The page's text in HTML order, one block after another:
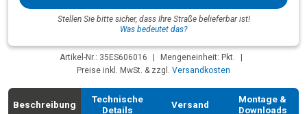
Stellen Sie bitte sicher, dass Ihre Straße belieferbar ist!
Was bedeutet das?
Artikel-Nr.: 35ES606016 Mengeneinheit: Pkt.
Preise inkl. MwSt. & zzgl. Versandkosten
Beschreibung
Technische
Details
Versand
Montage &
Downloads